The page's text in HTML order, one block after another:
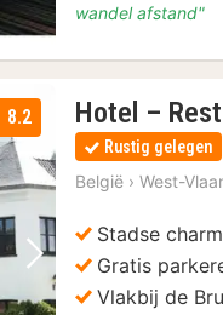
wandel afstand"
Volgende foto
8.2 Hotel –
Rustig gelegen
België › West-
Stadse
Gratis
Vlakbij de